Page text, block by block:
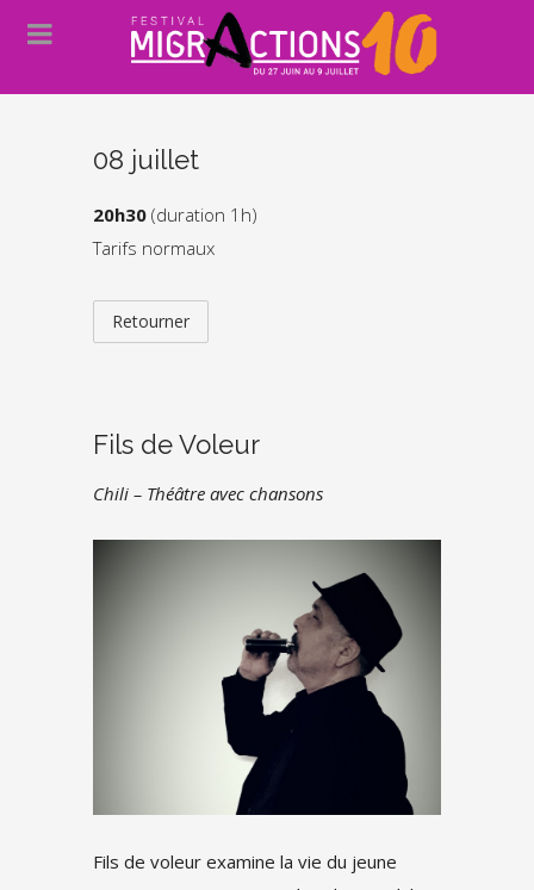
08 juillet
20h30 (duration 1h)
Tarifs normaux
Retourner
Fils de Voleur
Chili – Théâtre avec chansons
Fils de voleur examine la vie du jeune